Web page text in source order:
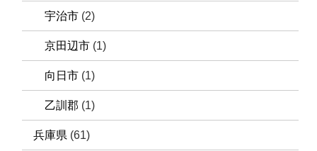
宇治市 (2)
京田辺市 (1)
向日市 (1)
乙訓郡 (1)
兵庫県 (61)